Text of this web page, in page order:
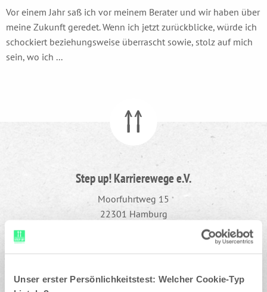
Unser erster Persönlichkeitstest: Welcher Cookie-Typ
Vor einem Jahr saß ich vor meinem Berater und wir haben über
meine Zukunft geredet. Wenn ich jetzt zurückblicke, würde ich
schockiert beziehungsweise überrascht sowie, stolz auf mich
sein, wo ich ...
Step up! Karrierewege e.V.
Moorfuhrtweg 15
22301 Hamburg